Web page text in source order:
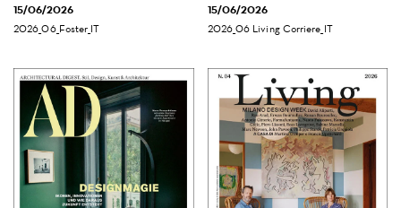
15/06/2026
2026_06_Foster_IT
15/06/2026
2026_06 Living Corriere_IT